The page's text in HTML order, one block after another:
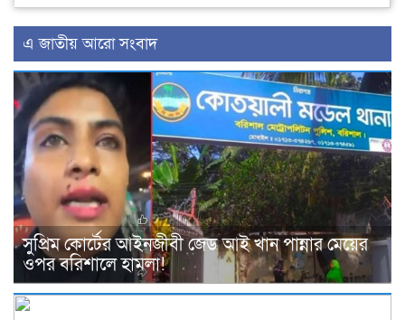
এ জাতীয় আরো সংবাদ
সুপ্রিম কোর্টের আইনজীবী জেড আই খান পান্নার মেয়ের
ওপর বরিশালে হামলা!